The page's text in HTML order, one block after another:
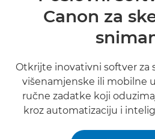
Canon za
Otkrijte inovativni softver za
višenamjenske ili mobilne
ručne zadatke koji
kroz automatizaciju i